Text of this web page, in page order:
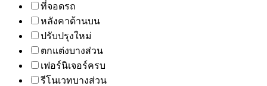
ที่จอดรถ
หลังคาด้านบน
ปรับปรุงใหม่
ตกแต่งบางส่วน
เฟอร์นิเจอร์ครบ
รีโนเวทบางส่วน